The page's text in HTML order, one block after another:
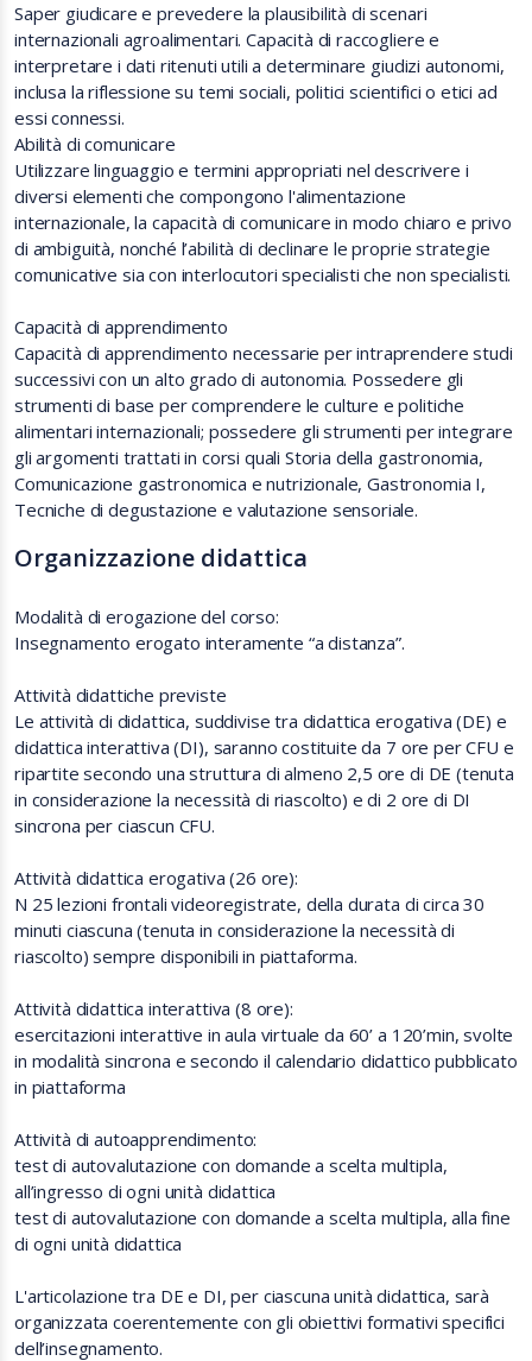
Saper giudicare e prevedere la plausibilità di scenari
internazionali agroalimentari. Capacità di raccogliere e
interpretare i dati ritenuti utili a determinare giudizi autonomi,
inclusa la riflessione su temi sociali, politici scientifici o etici ad
essi connessi.
Abilità di comunicare
Utilizzare linguaggio e termini appropriati nel descrivere i
diversi elementi che compongono l'alimentazione
internazionale, la capacità di comunicare in modo chiaro e privo
di ambiguità, nonché l’abilità di declinare le proprie strategie
comunicative sia con interlocutori specialisti che non specialisti.
Capacità di apprendimento
Capacità di apprendimento necessarie per intraprendere studi
successivi con un alto grado di autonomia. Possedere gli
strumenti di base per comprendere le culture e politiche
alimentari internazionali; possedere gli strumenti per integrare
gli argomenti trattati in corsi quali Storia della gastronomia,
Comunicazione gastronomica e nutrizionale, Gastronomia I,
Tecniche di degustazione e valutazione sensoriale.
Organizzazione didattica
Modalità di erogazione del corso:
Insegnamento erogato interamente “a distanza”.
Attività didattiche previste
Le attività di didattica, suddivise tra didattica erogativa (DE) e
didattica interattiva (DI), saranno costituite da 7 ore per CFU e
ripartite secondo una struttura di almeno 2,5 ore di DE (tenuta
in considerazione la necessità di riascolto) e di 2 ore di DI
sincrona per ciascun CFU.
Attività didattica erogativa (26 ore):
N 25 lezioni frontali videoregistrate, della durata di circa 30
minuti ciascuna (tenuta in considerazione la necessità di
riascolto) sempre disponibili in piattaforma.
Attività didattica interattiva (8 ore):
esercitazioni interattive in aula virtuale da 60’ a 120’min, svolte
in modalità sincrona e secondo il calendario didattico pubblicato
in piattaforma
Attività di autoapprendimento:
test di autovalutazione con domande a scelta multipla,
all’ingresso di ogni unità didattica
test di autovalutazione con domande a scelta multipla, alla fine
di ogni unità didattica
L'articolazione tra DE e DI, per ciascuna unità didattica, sarà
organizzata coerentemente con gli obiettivi formativi specifici
dell’insegnamento.